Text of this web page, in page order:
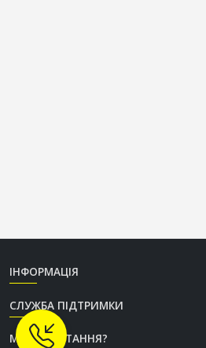
ІНФОРМАЦІЯ
СЛУЖБА ПІДТРИМКИ
МАЄТЕ ПИТАННЯ?